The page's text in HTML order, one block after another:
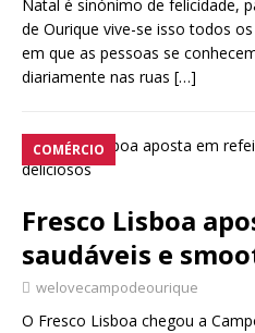
Natal é sinónimo de felicidade,
de Ourique vive-se isso todos
em que as pessoas se
diariamente nas ruas […]
COMÉRCIO
Fresco Lisboa
saudáveis e
welovecampodeourique
O Fresco Lisboa chegou a